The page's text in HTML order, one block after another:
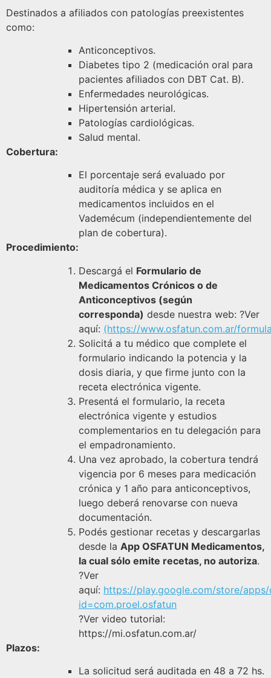
Destinados a afiliados con patologías preexistentes
como:
Anticonceptivos.
Diabetes tipo 2 (medicación oral para
pacientes afiliados con DBT Cat. B).
Enfermedades neurológicas.
Hipertensión arterial.
Patologías cardiológicas.
Salud mental.
Cobertura:
El porcentaje será evaluado por
auditoría médica y se aplica en
medicamentos incluidos en el
Vademécum (independientemente del
plan de cobertura).
Procedimiento:
Descargá el Formulario de
Medicamentos Crónicos o de
Anticonceptivos (según
corresponda) desde nuestra web: ?Ver
aquí: (https://www.osfatun.com.ar/
Solicitá a tu médico que complete el
formulario indicando la potencia y la
dosis diaria, y que firme junto con la
receta electrónica vigente.
Presentá el formulario, la receta
electrónica vigente y estudios
complementarios en tu delegación para
el empadronamiento.
Una vez aprobado, la cobertura tendrá
vigencia por 6 meses para medicación
crónica y 1 año para anticonceptivos,
luego deberá renovarse con nueva
documentación.
Podés gestionar recetas y descargarlas
desde la App OSFATUN Medicamentos,
la cual sólo emite recetas, no autoriza.
?Ver
aquí: https://play.google.com/store/apps/
id=com.proel.osfatun
?Ver video tutorial:
https://mi.osfatun.com.ar/
Plazos:
La solicitud será auditada en 48 a 72 hs.